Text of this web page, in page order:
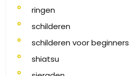
ringen
schilderen
schilderen voor beginners
shiatsu